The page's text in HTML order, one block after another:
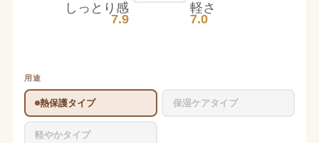
軽さ
7.0
しっとり感
7.9
用途
熱保護タイプ 保湿ケアタイプ
軽やかタイプ